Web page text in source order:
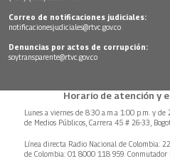
Correo de notificaciones judiciales:
notificacionesjudiciales@rtvc.gov.co
Denuncias por actos de corrupción:
soytransparente@rtvc.gov.co
Horario de atención y
Lunes a viernes de 8:30 a.m.a 1:00 p.m. y de
de Medios Públicos, Carrera 45 # 26-33,
Línea directa Radio Nacional de Colombia:
de Colombia: 01 8000 118 959. Conmutador